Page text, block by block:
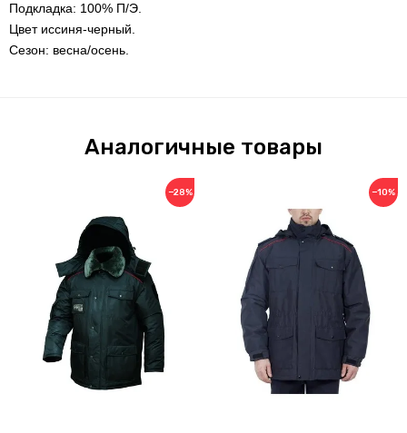
Подкладка: 100% П/Э.
Цвет иссиня-черный.
Сезон: весна/осень.
Аналогичные товары
−28% −10%